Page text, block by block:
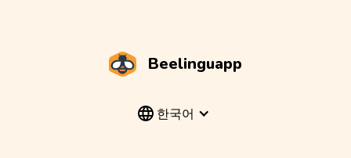
Beelinguapp
한국어